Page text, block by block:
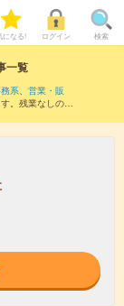
になる! ログイン 検索
一覧
系、 営業・販
。残業なしの条